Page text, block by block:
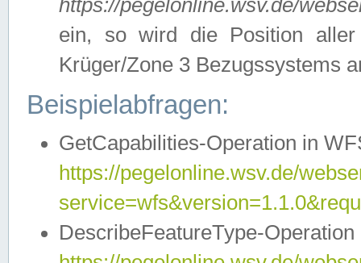
https://pegelonline.wsv.de/
ein, so wird die Position
Krüger/Zone 3 Bezugssystems
Beispielabfragen:
GetCapabilities-Operation in
https://pegelonline.wsv.de/
DescribeFeatureType-